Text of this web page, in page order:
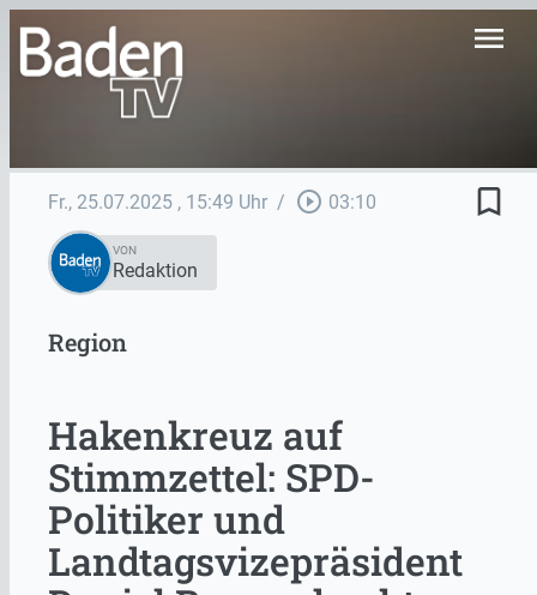
menu
Fr., 25.07.2025 , 15:49 Uhr / play_circle_outline 03:10 bookmark_border
VON
Redaktion
Region
Hakenkreuz auf
Stimmzettel: SPD-
Politiker und
Landtagsvizepräsident